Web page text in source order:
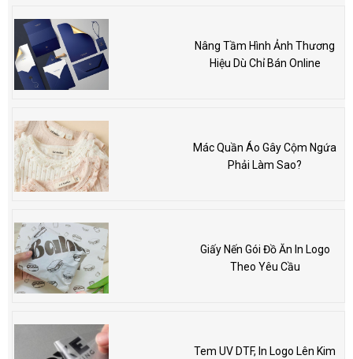
Nâng Tầm Hình Ảnh Thương
Hiệu Dù Chỉ Bán Online
Mác Quần Áo Gây Cộm Ngứa
Phải Làm Sao?
Giấy Nến Gói Đồ Ăn In Logo
Theo Yêu Cầu
Tem UV DTF, In Logo Lên Kim